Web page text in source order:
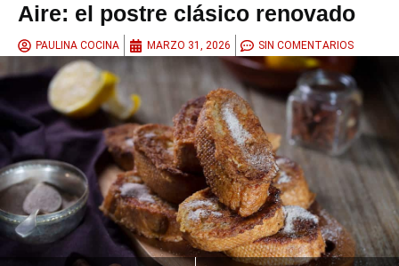
Aire: el postre clásico renovado
PAULINA COCINA MARZO 31, 2026 SIN COMENTARIOS